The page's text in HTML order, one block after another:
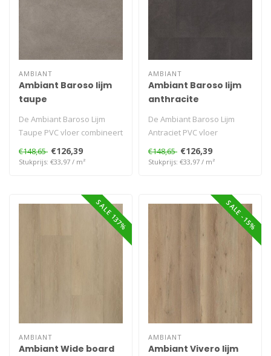
AMBIANT
Ambiant Baroso lijm
taupe
De Ambiant Baroso Lijm
Taupe PVC vloer combineert
een warme taupekleur met
een r..
€148,65 €126,39
Stukprijs: €33,97 / m²
AMBIANT
Ambiant Baroso lijm
anthracite
De Ambiant Baroso Lijm
Antraciet PVC vloer
combineert een diepe
antracietkleur m..
€148,65 €126,39
Stukprijs: €33,97 / m²
SALE 137%
AMBIANT
Ambiant Wide board
SALE -15%
AMBIANT
Ambiant Vivero lijm